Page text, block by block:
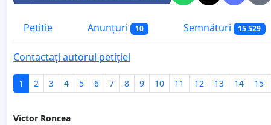
Petitie Anunțuri 10 Semnături 15 529
Contactați autorul petiției
1 2 3 4 5 6 7 8 9 10 11 12 13 14 15
Victor Roncea